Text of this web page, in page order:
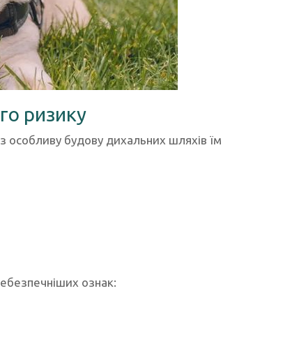
ризику
особливу будову дихальних шляхів їм
ознак: